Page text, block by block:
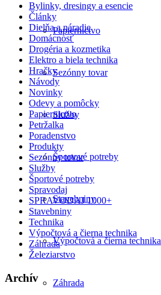
Papiernictvo
Sezónny tovar
Služby
Športové potreby
Stavebniny
Výpočtová a čierna technika
Záhrada
Bylinky, dresingy a esencie
Články
Dielňa a náradie
Domácnosť
Drogéria a kozmetika
Elektro a biela technika
Hračky
Návody
Novinky
Odevy a pomôcky
Papiernictvo
Petržalka
Poradenstvo
Produkty
Sezónny tovar
Služby
Športové potreby
Spravodaj
SPRAVODAJ 1000+
Stavebniny
Technika
Výpočtová a čierna technika
Záhrada
Železiarstvo
Archív